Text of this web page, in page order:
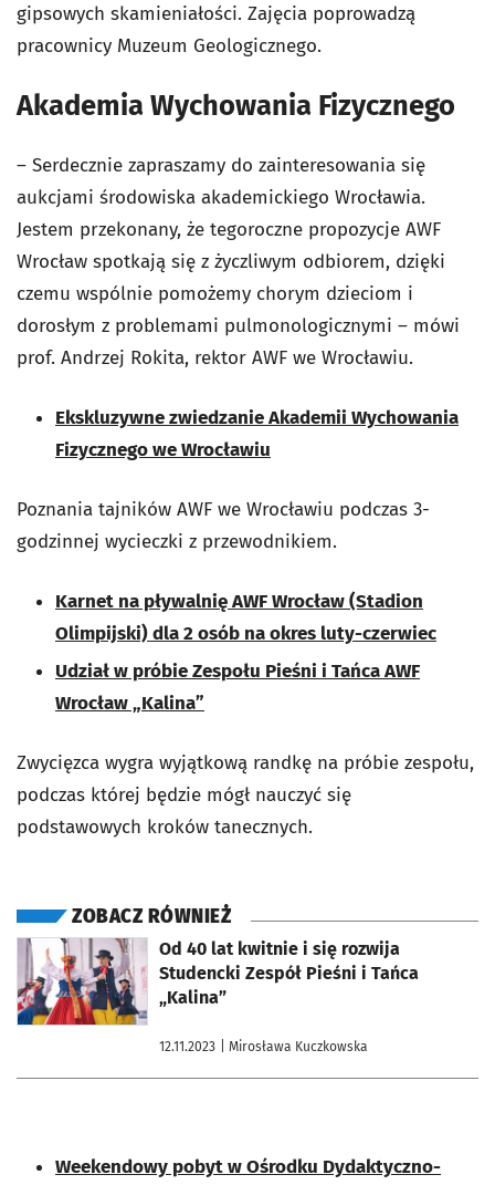
gipsowych skamieniałości. Zajęcia poprowadzą
pracownicy Muzeum Geologicznego.
Akademia Wychowania Fizycznego
– Serdecznie zapraszamy do zainteresowania się
aukcjami środowiska akademickiego Wrocławia.
Jestem przekonany, że tegoroczne propozycje AWF
Wrocław spotkają się z życzliwym odbiorem, dzięki
czemu wspólnie pomożemy chorym dzieciom i
dorosłym z problemami pulmonologicznymi – mówi
prof. Andrzej Rokita, rektor AWF we Wrocławiu.
Ekskluzywne zwiedzanie Akademii Wychowania
Fizycznego we Wrocławiu
Poznania tajników AWF we Wrocławiu podczas 3-
godzinnej wycieczki z przewodnikiem.
Karnet na pływalnię AWF Wrocław (Stadion
Olimpijski) dla 2 osób na okres luty-czerwiec
Udział w próbie Zespołu Pieśni i Tańca AWF
Wrocław „Kalina”
Zwycięzca wygra wyjątkową randkę na próbie zespołu,
podczas której będzie mógł nauczyć się
podstawowych kroków tanecznych.
ZOBACZ RÓWNIEŻ
Od 40 lat kwitnie i się rozwija
Studencki Zespół Pieśni i Tańca
„Kalina”
12.11.2023 | Mirosława Kuczkowska
otworzy się w nowej karcie
Weekendowy pobyt w Ośrodku Dydaktyczno-